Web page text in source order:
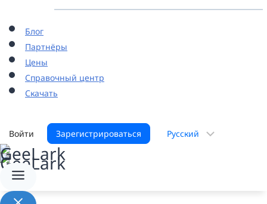
Блог
Партнёры
Цены
Справочный центр
Скачать
Войти Зарегистрироваться
Выбрать